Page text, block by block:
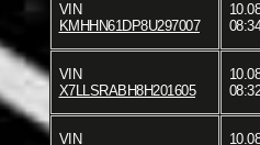
VIN
KMHHN61DP8U297007
08:34
VIN
X7LLSRABH8H201605
08:32
VIN